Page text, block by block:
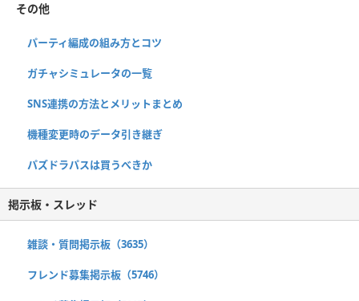
その他
パーティ編成の組み方とコツ
ガチャシミュレータの一覧
SNS連携の方法とメリットまとめ
機種変更時のデータ引き継ぎ
パズドラパスは買うべきか
掲示板・スレッド
雑談・質問掲示板（3635）
フレンド募集掲示板（5746）